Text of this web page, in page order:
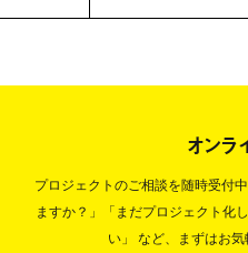
オンラ
プロジェクトのご相談を随時受付中
ますか？」「まだプロジェクト化
い」
など、まずはお気